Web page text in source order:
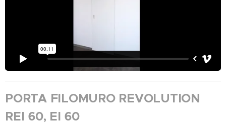
PORTA FILOMURO REVOLUTION
REI 60, EI 60